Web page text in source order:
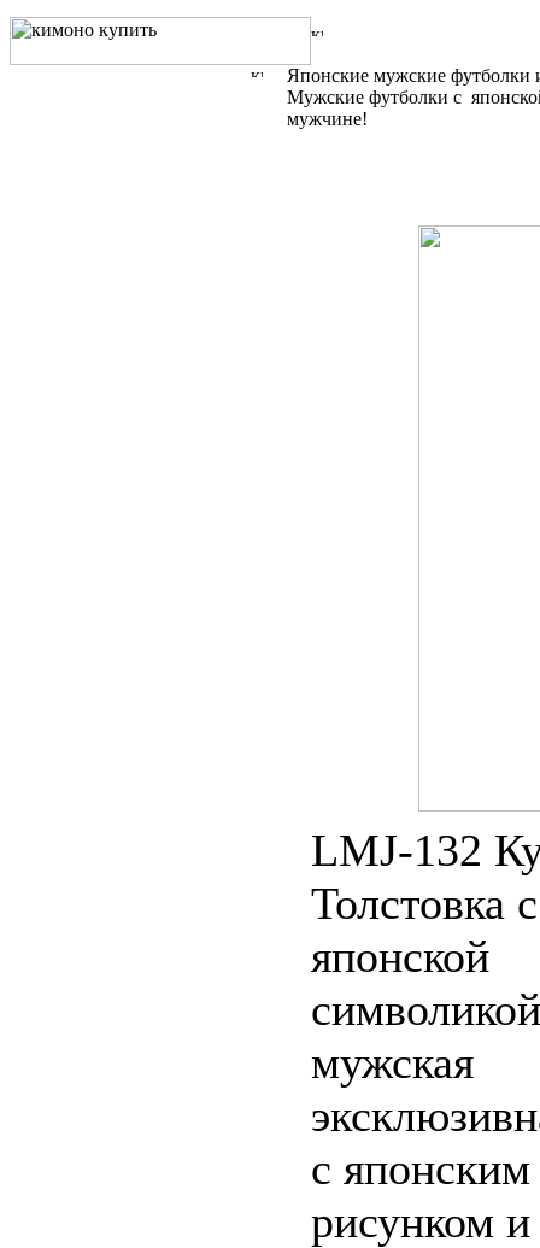
Японские мужские футболки
Мужские футболки с
мужчине!
LMJ-132
Толстовка с
японской
мужская
с японским
рисунком и